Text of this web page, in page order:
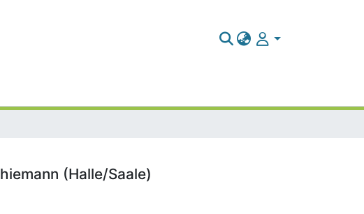
(Halle/Saale)